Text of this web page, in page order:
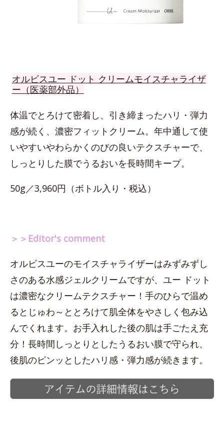
オルビスユー ドット クリームモイスチャライザ
ー（医薬部外品）
体温でとろけて密着し、引き締まったハリ・弾力
感が続く、濃密フィットクリーム。年中通して使
いやすいやわらかくのびの良いテクスチャーで、
しっとりした膜でうるおいを長時間キープ。
50g／3,960円（ボトル入り・税込）
＞＞Editor's comment
オルビスユーのモイスチャライザーはみずみずし
さのある水感ジェルクリームですが、ユー ドット
は濃密なクリームテクスチャー！手のひらで温め
るとじゅわ～ととろけて肌全体をやさしく包み込
んでくれます。お手入れした後の肌は手ごたえ充
分！長時間しっとりとしたうるおい膜で守られ、
後肌のピンッとしたハリ感・弾力感が続きます。